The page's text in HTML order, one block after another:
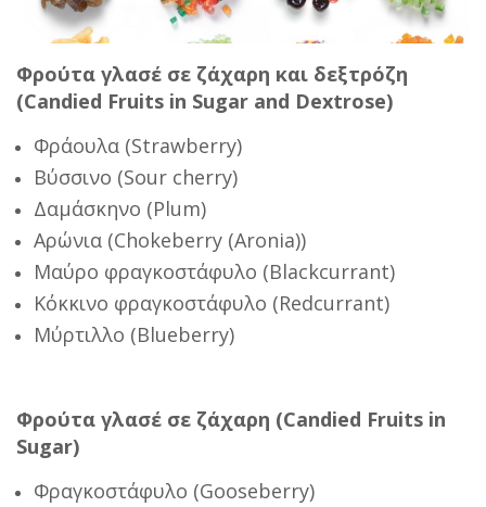
Φρούτα γλασέ σε ζάχαρη και δεξτρόζη
(Candied Fruits in Sugar and Dextrose)
Φράουλα (Strawberry)
Βύσσινο (Sour cherry)
Δαμάσκηνο (Plum)
Αρώνια (Chokeberry (Aronia))
Μαύρο φραγκοστάφυλο (Blackcurrant)
Κόκκινο φραγκοστάφυλο (Redcurrant)
Μύρτιλλο (Blueberry)
Φρούτα γλασέ σε ζάχαρη (Candied Fruits in
Sugar)
Φραγκοστάφυλο (Gooseberry)